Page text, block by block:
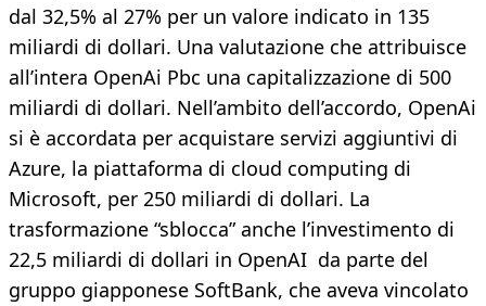
dal 32,5% al 27% per un valore indicato in 135
miliardi di dollari. Una valutazione che attribuisce
all’intera OpenAi Pbc una capitalizzazione di 500
miliardi di dollari. Nell’ambito dell’accordo, OpenAi
si è accordata per acquistare servizi aggiuntivi di
Azure, la piattaforma di cloud computing di
Microsoft, per 250 miliardi di dollari. La
trasformazione “sblocca” anche l’investimento di
22,5 miliardi di dollari in OpenAI da parte del
gruppo giapponese SoftBank, che aveva vincolato